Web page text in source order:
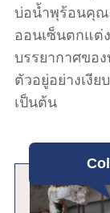
บ่อน้ำพุร้อนคุณ
ออนเซ็นตกแต่
บรรยากาศขอ
ตัวอยู่อย่างเงี
เป็นต้น